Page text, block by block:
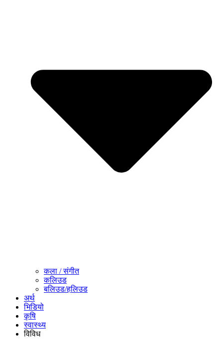
कला / संगीत​
कलिउड
बलिउड/हलिउड
अर्थ
भिडियो
कृषि
स्वास्थ्य
विविध